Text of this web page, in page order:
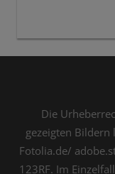
Die
gezeigten Bildern
Fotolia.de/
123RF. Im